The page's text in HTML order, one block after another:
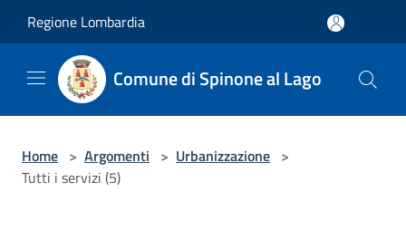
Regione Lombardia
Comune di Spinone al Lago
Home > Argomenti > Urbanizzazione >
Tutti i servizi (5)